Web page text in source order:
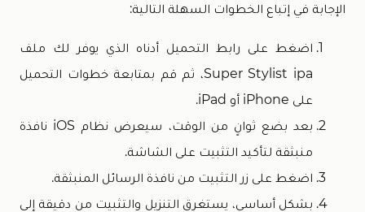
الإجابة في إتباع الخطوات السهلة التالية:
اضغط على رابط التحميل أدناه الذي يوفر لك ملف
Super Stylist ipa، ثم قم بمتابعة خطوات التحميل
على iPhone أو iPad.
بعد بضع ثوانٍ من الوقت، سيعرض نظام iOS نافذة
منبثقة لتأكيد التثبيت على الشاشة.
اضغط على زر التثبيت من نافذة الرسائل المنبثقة.
بشكل أساسي، يستغرق التنزيل والتثبيت من دقيقة إلى